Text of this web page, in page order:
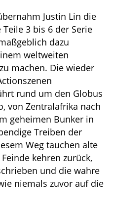
Justin Lin die
3 bis 6 der Serie
dazu
weltweiten
machen. Die wieder
rund um den Globus
von Zentralafrika nach
geheimen Bunker in
Treiben der
Weg tauchen alte
kehren zurück,
und die wahre
niemals zuvor auf die